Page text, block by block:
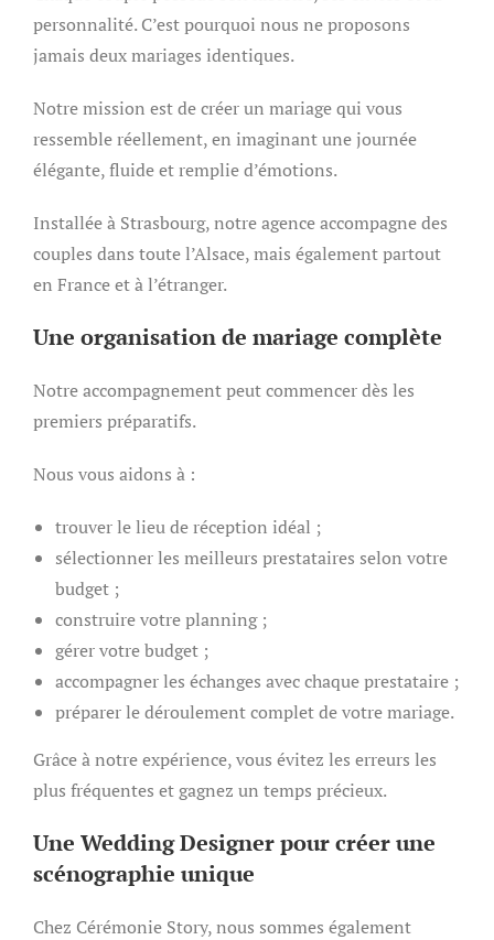
personnalité. C’est pourquoi nous ne proposons
jamais deux mariages identiques.
Notre mission est de créer un mariage qui vous
ressemble réellement, en imaginant une journée
élégante, fluide et remplie d’émotions.
Installée à Strasbourg, notre agence accompagne des
couples dans toute l’Alsace, mais également partout
en France et à l’étranger.
Une organisation de mariage complète
Notre accompagnement peut commencer dès les
premiers préparatifs.
Nous vous aidons à :
trouver le lieu de réception idéal ;
sélectionner les meilleurs prestataires selon votre
budget ;
construire votre planning ;
gérer votre budget ;
accompagner les échanges avec chaque prestataire ;
préparer le déroulement complet de votre mariage.
Grâce à notre expérience, vous évitez les erreurs les
plus fréquentes et gagnez un temps précieux.
Une Wedding Designer pour créer une
scénographie unique
Chez Cérémonie Story, nous sommes également